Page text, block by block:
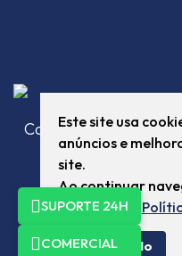
SUPORTE 24H
COMERCIAL
Com sede em
empresa
monitoramento
atender
Este site usa
anúncios e
site.
Ao continuar
com a nossa
Eu concordo